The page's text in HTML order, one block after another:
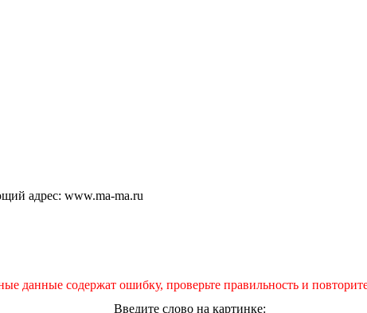
адрес: www.ma-ma.ru
данные содержат ошибку, проверьте правильность и
Введите слово на картинке: